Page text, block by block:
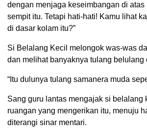
dengan menjaga keseimbangan di atas
sempit itu. Tetapi hati-hati! Kamu lihat
di dasar kolam itu?”
Si Belalang Kecil melongok was-was
dan melihat banyaknya tulang belulang
“Itu dulunya tulang samanera muda
Sang guru lantas mengajak si belalang
ruangan yang mengerikan itu, menuju
diterangi sinar mentari.